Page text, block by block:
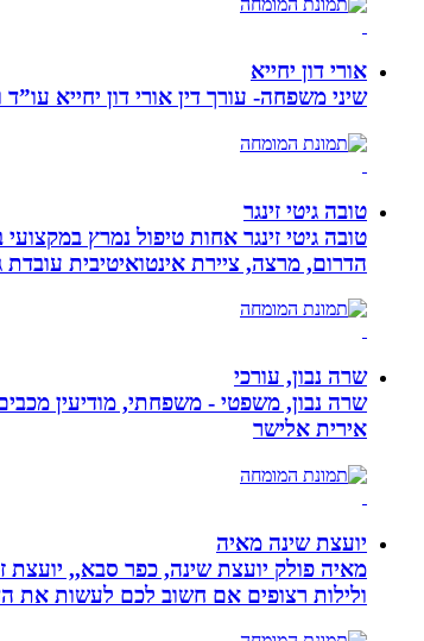
אורי דון יחייא
שיני משפחה- עורך דין אורי דון יחייא עו”ד ומגשר מוסמך,
טובה גיטי זינגר
הדרום, מרצה, ציירת אינטואיטיבית עובדת
שרה נבון, עורכי
שרה נבון, משפטי - משפחתי, מודיעין
אירית אלישר
יועצת שינה מאיה
מאיה פולק יועצת שינה, כפר סבא,, יועצת
ולילות רצופים אם חשוב לכם לעשות את